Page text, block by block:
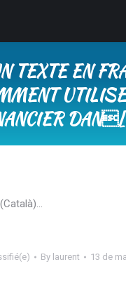
TEXTE EN
By laurent 13 de